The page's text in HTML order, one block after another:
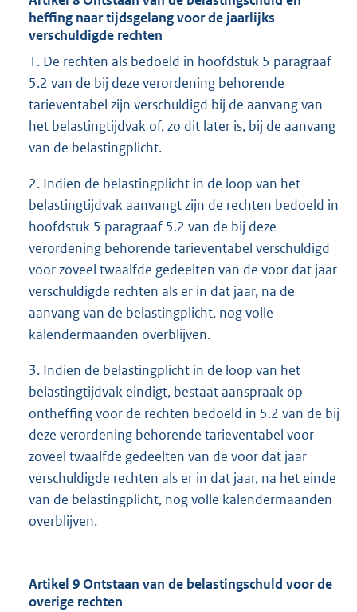
heffing naar tijdsgelang voor de jaarlijks
verschuldigde rechten
1. De rechten als bedoeld in hoofdstuk 5 paragraaf
5.2 van de bij deze verordening behorende
tarieventabel zijn verschuldigd bij de aanvang van
het belastingtijdvak of, zo dit later is, bij de aanvang
van de belastingplicht.
2. Indien de belastingplicht in de loop van het
belastingtijdvak aanvangt zijn de rechten bedoeld in
hoofdstuk 5 paragraaf 5.2 van de bij deze
verordening behorende tarieventabel verschuldigd
voor zoveel twaalfde gedeelten van de voor dat jaar
verschuldigde rechten als er in dat jaar, na de
aanvang van de belastingplicht, nog volle
kalendermaanden overblijven.
3. Indien de belastingplicht in de loop van het
belastingtijdvak eindigt, bestaat aanspraak op
ontheffing voor de rechten bedoeld in 5.2 van de bij
deze verordening behorende tarieventabel voor
zoveel twaalfde gedeelten van de voor dat jaar
verschuldigde rechten als er in dat jaar, na het einde
van de belastingplicht, nog volle kalendermaanden
overblijven.
Artikel 9 Ontstaan van de belastingschuld voor de
overige rechten